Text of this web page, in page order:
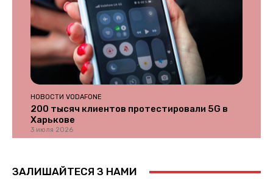
НОВОСТИ VODAFONE
200 тысяч клиентов протестировали 5G в
Харькове
3 июля 2026
ЗАЛИШАЙТЕСЯ З НАМИ